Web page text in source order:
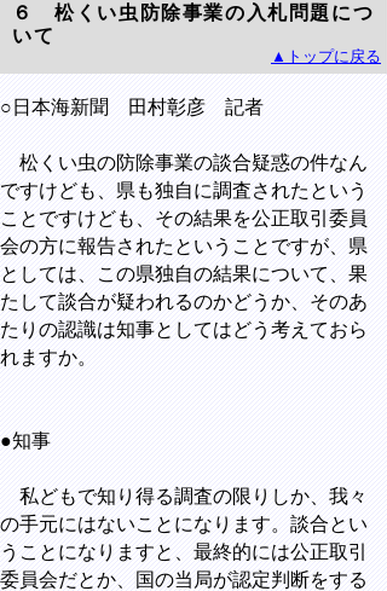
６ 松くい虫防除事業の入札問題につ
いて
▲トップに戻る
○日本海新聞 田村彰彦 記者
松くい虫の防除事業の談合疑惑の件なん
ですけども、県も独自に調査されたという
ことですけども、その結果を公正取引委員
会の方に報告されたということですが、県
としては、この県独自の結果について、果
たして談合が疑われるのかどうか、そのあ
たりの認識は知事としてはどう考えておら
れますか。
●知事
私どもで知り得る調査の限りしか、我々
の手元にはないことになります。談合とい
うことになりますと、最終的には公正取引
委員会だとか、国の当局が認定判断をする